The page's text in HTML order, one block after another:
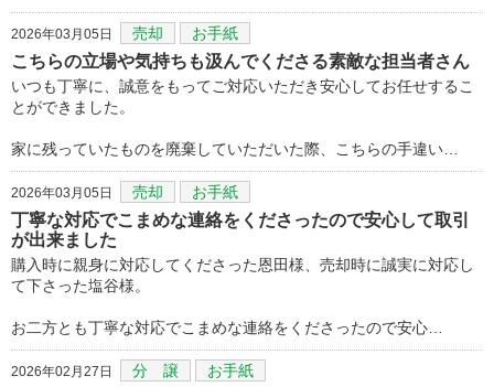
2026年03月05日 売却 お手紙
こちらの立場や気持ちも汲んでくださる素敵な担当者さん
いつも丁寧に、誠意をもってご対応いただき安心してお任せするこ
とができました。
家に残っていたものを廃棄していただいた際、こちらの手違い…
2026年03月05日 売却 お手紙
丁寧な対応でこまめな連絡をくださったので安心して取引
が出来ました
購入時に親身に対応してくださった恩田様、売却時に誠実に対応し
て下さった塩谷様。
お二方とも丁寧な対応でこまめな連絡をくださったので安心…
2026年02月27日 分 譲 お手紙